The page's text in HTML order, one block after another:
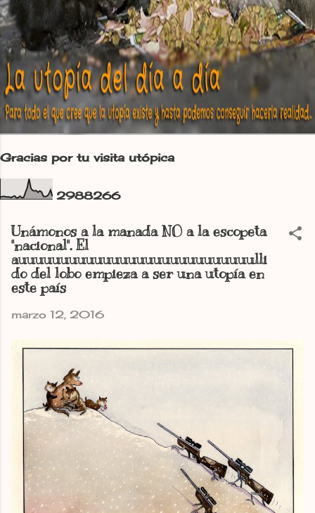
Gracias por tu visita utópica
2988266
Unámonos a la manada NO a la escopeta
"nacional". El
auuuuuuuuuuuuuuuuuuuuuuuuuuuulli
do del lobo empieza a ser una utopía en
este país
marzo 12, 2016